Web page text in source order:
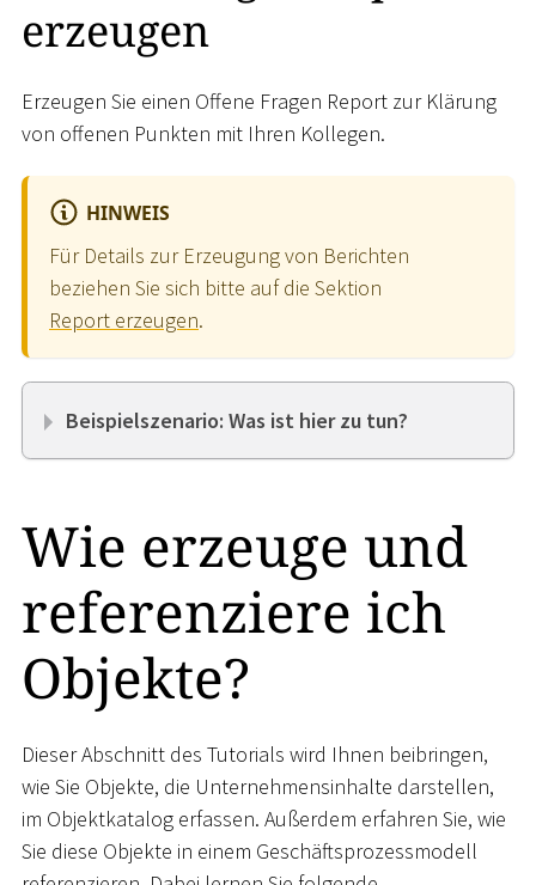
erzeugen
Erzeugen Sie einen Offene Fragen Report zur Klärung
von offenen Punkten mit Ihren Kollegen.
HINWEIS
Für Details zur Erzeugung von Berichten
beziehen Sie sich bitte auf die Sektion
Report erzeugen.
Beispielszenario: Was ist hier zu tun?
Wie erzeuge und
referenziere ich
Objekte?
Dieser Abschnitt des Tutorials wird Ihnen beibringen,
wie Sie Objekte, die Unternehmensinhalte darstellen,
im Objektkatalog erfassen. Außerdem erfahren Sie, wie
Sie diese Objekte in einem Geschäftsprozessmodell